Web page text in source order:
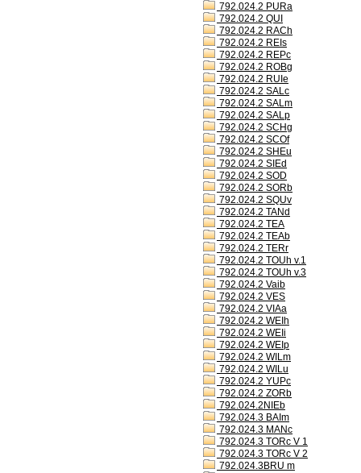
792.024.2 PURa
792.024.2 QUI
792.024.2 RACh
792.024.2 REIs
792.024.2 REPc
792.024.2 ROBg
792.024.2 RUIe
792.024.2 SALc
792.024.2 SALm
792.024.2 SALp
792.024.2 SCHg
792.024.2 SCOf
792.024.2 SHEu
792.024.2 SIEd
792.024.2 SOD
792.024.2 SORb
792.024.2 SQUv
792.024.2 TANd
792.024.2 TEA
792.024.2 TEAb
792.024.2 TERr
792.024.2 TOUh v.1
792.024.2 TOUh v.3
792.024.2 Vaib
792.024.2 VES
792.024.2 VIAa
792.024.2 WEIh
792.024.2 WEIi
792.024.2 WEIp
792.024.2 WILm
792.024.2 WILu
792.024.2 YUPc
792.024.2 ZORb
792.024.2NIEb
792.024.3 BAIm
792.024.3 MANc
792.024.3 TORc V 1
792.024.3 TORc V 2
792.024.3BRU m